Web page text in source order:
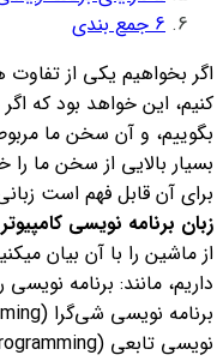
6 جمع بندی
اگر بخواهیم یکی از
کنیم، این خواهد بود که
بگوییم، و آن سخن ما
بسیار بالایی از سخن ما را
برای آن قابل فهم است
زبان برنامه نویسی کامپیوتر
از ماشین را با آن بیان
نویسی تابعی (Functional Programming) و ...